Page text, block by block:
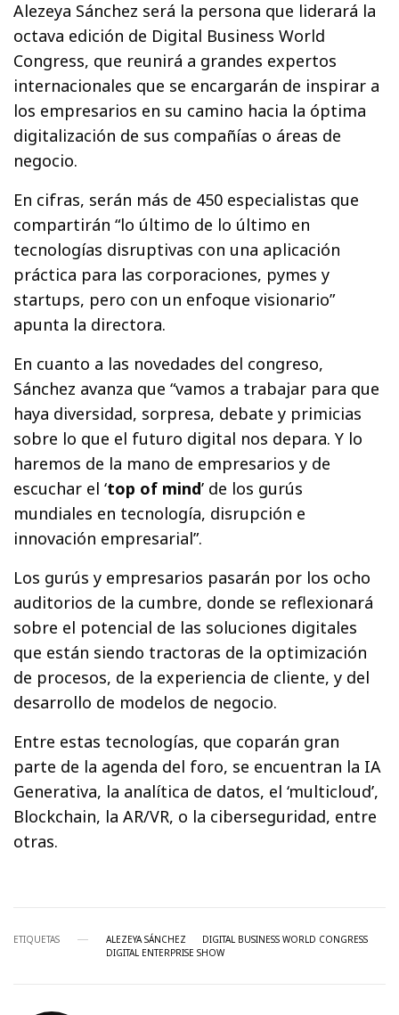
Alezeya Sánchez será la persona que liderará la
octava edición de Digital Business World
Congress, que reunirá a grandes expertos
internacionales que se encargarán de inspirar a
los empresarios en su camino hacia la óptima
digitalización de sus compañías o áreas de
negocio.
En cifras, serán más de 450 especialistas que
compartirán “lo último de lo último en
tecnologías disruptivas con una aplicación
práctica para las corporaciones, pymes y
startups, pero con un enfoque visionario”
apunta la directora.
En cuanto a las novedades del congreso,
Sánchez avanza que “vamos a trabajar para que
haya diversidad, sorpresa, debate y primicias
sobre lo que el futuro digital nos depara. Y lo
haremos de la mano de empresarios y de
escuchar el ‘top of mind’ de los gurús
mundiales en tecnología, disrupción e
innovación empresarial”.
Los gurús y empresarios pasarán por los ocho
auditorios de la cumbre, donde se reflexionará
sobre el potencial de las soluciones digitales
que están siendo tractoras de la optimización
de procesos, de la experiencia de cliente, y del
desarrollo de modelos de negocio.
Entre estas tecnologías, que coparán gran
parte de la agenda del foro, se encuentran la IA
Generativa, la analítica de datos, el ‘multicloud’,
Blockchain, la AR/VR, o la ciberseguridad, entre
otras.
ETIQUETAS ALEZEYA SÁNCHEZ
DIGITAL BUSINESS WORLD CONGRESS
DIGITAL ENTERPRISE SHOW